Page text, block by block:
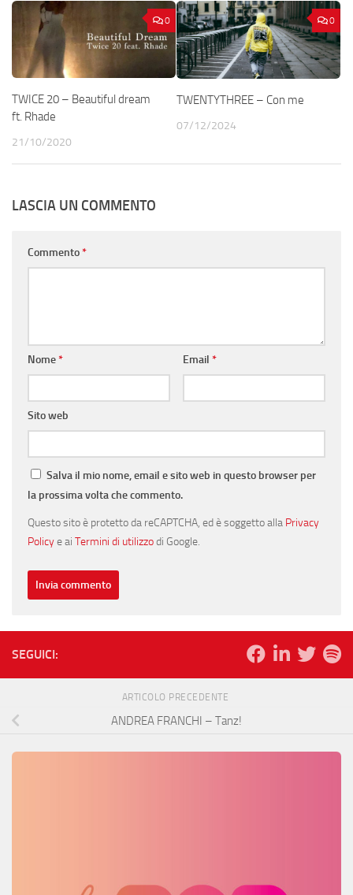
0
TWICE 20 – Beautiful dream
ft. Rhade
21/10/2020
0
TWENTYTHREE – Con me
07/12/2024
LASCIA UN COMMENTO
Commento*
Nome* Email *
Sito web
Salva il mio nome, email e sito web in questo browser per
la prossima volta che commento.
Questo sito è protetto da reCAPTCHA, ed è soggetto alla Privacy
Policye ai Termini di utilizzodi Google.
SEGUICI:
ARTICOLO PRECEDENTE
ANDREA FRANCHI – Tanz!